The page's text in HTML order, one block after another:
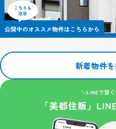
これにより一度入力いただいた情
く手間が省けます。
ただし、記録される情報にはお客
れません。
当サイトで利用するクッキーの情
する以外にはまったく意味のない情
こうしたクッキーを利用した情報
ブラウザでクッキーの受け入れを
ただし、クッキーを受け入れない
かのサービス・機能が正しく作動
新着物件